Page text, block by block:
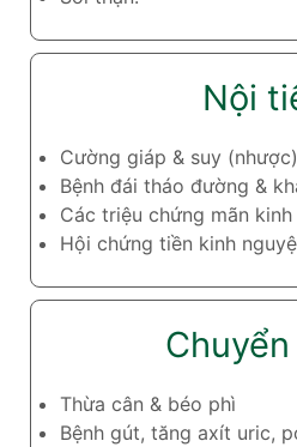
Nội
Cường giáp & suy
Bệnh đái tháo đường &
Các triệu chứng mãn kinh
Hội chứng tiền kinh
Thừa cân & béo phì
Bệnh gút, tăng axít uric,